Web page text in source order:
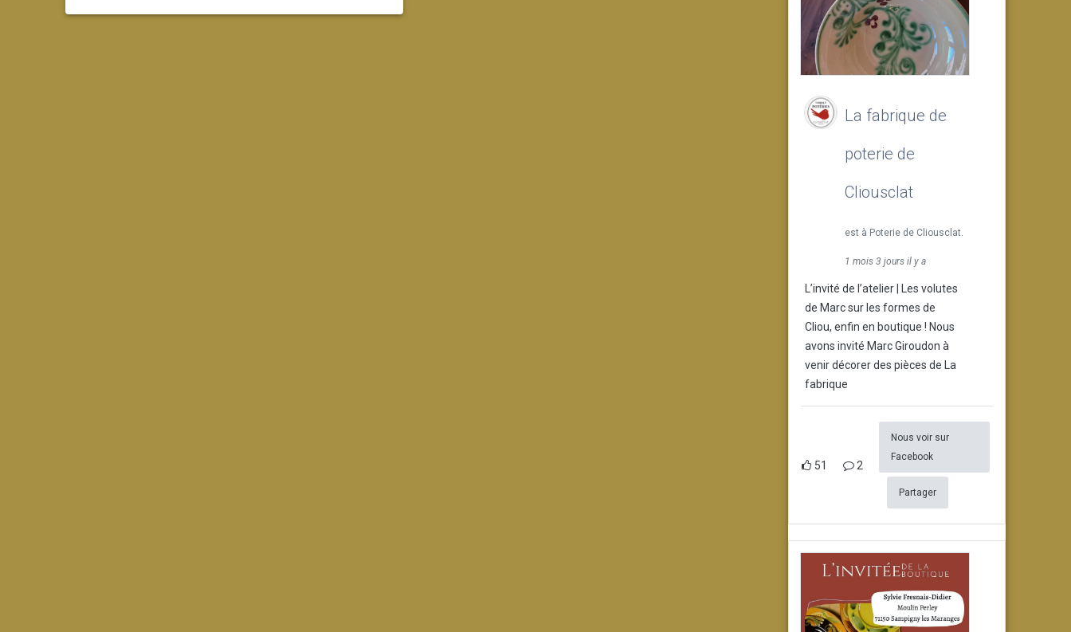
La fabrique de
poterie de
Cliousclat
est à Poterie de Cliousclat.
1 mois 3 jours il y a
L’invité de l’atelier | Les volutes
de Marc sur les formes de
Cliou, enfin en boutique ! Nous
avons invité Marc Giroudon à
venir décorer des pièces de La
fabrique
51 2
Nous voir sur
Facebook
Partager